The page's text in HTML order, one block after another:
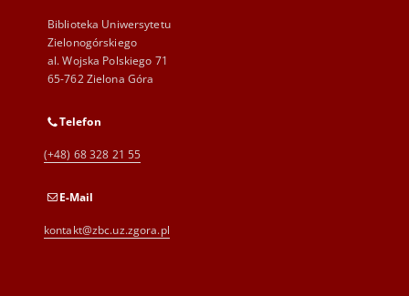
Biblioteka Uniwersytetu
Zielonogórskiego
al. Wojska Polskiego 71
65-762 Zielona Góra
Telefon
(+48) 68 328 21 55
E-Mail
kontakt@zbc.uz.zgora.pl